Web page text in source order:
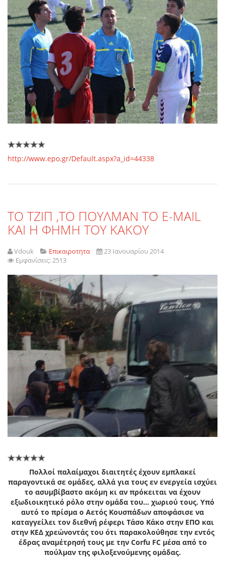
http://www.epo.gr/Default.aspx?a_id=44338
TO TZIΠ ,ΤΟ ΠΟΥΛΜΑΝ ΤΟ E-MAIL
KAI H ΦΗΜΗ ΤΟΥ ΚΑΚΟΥ
Vdouk Επικαιροτητα
23 Ιανουαρίου 2014
Εμφανίσεις: 2513
Πολλοί παλαίμαχοι διαιτητές έχουν εμπλακεί
παραγοντικά σε ομάδες, αλλά για τους εν ενεργεία ισχύει
το ασυμβίβαστο ακόμη κι αν πρόκειται να έχουν
εξωδιοικητικό ρόλο στην ομάδα του... χωριού τους. Υπό
αυτό το πρίσμα ο Αετός Κουσπάδων αποφάσισε να
καταγγείλει τον διεθνή ρέφερι Τάσο Κάκο στην ΕΠΟ και
στην ΚΕΔ χρεώνοντάς του ότι παρακολούθησε την εντός
έδρας αναμέτρησή τους με την Corfu FC μέσα από το
πούλμαν της φιλοξενούμενης ομάδας.